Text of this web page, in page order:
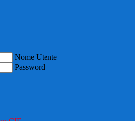
Nome Utente
Password